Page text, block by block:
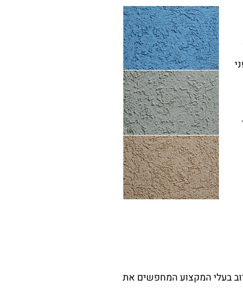
רוב בעלי המקצוע המחפשים את